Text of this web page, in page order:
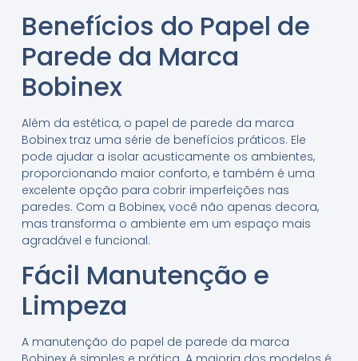
Benefícios do Papel de
Parede da Marca
Bobinex
Além da estética, o papel de parede da marca
Bobinex traz uma série de benefícios práticos. Ele
pode ajudar a isolar acusticamente os ambientes,
proporcionando maior conforto, e também é uma
excelente opção para cobrir imperfeições nas
paredes. Com a Bobinex, você não apenas decora,
mas transforma o ambiente em um espaço mais
agradável e funcional.
Fácil Manutenção e
Limpeza
A manutenção do papel de parede da marca